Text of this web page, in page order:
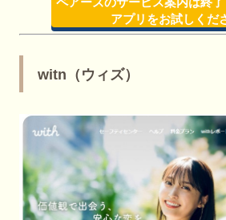
アプリをお試しくだ
witn（ウィズ）